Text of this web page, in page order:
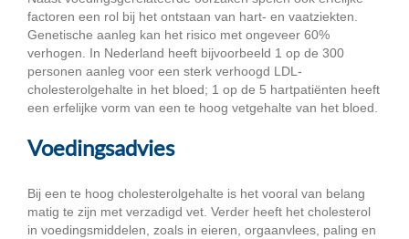
factoren een rol bij het ontstaan van hart- en vaatziekten.
Genetische aanleg kan het risico met ongeveer 60%
verhogen. In Nederland heeft bijvoorbeeld 1 op de 300
personen aanleg voor een sterk verhoogd LDL-
cholesterolgehalte in het bloed; 1 op de 5 hartpatiënten heeft
een erfelijke vorm van een te hoog vetgehalte van het bloed.
Voedingsadvies
Bij een te hoog cholesterolgehalte is het vooral van belang
matig te zijn met verzadigd vet. Verder heeft het cholesterol
in voedingsmiddelen, zoals in eieren, orgaanvlees, paling en